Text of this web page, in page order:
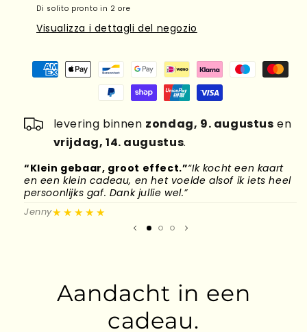
Di solito pronto in 2 ore
Visualizza i dettagli del negozio
levering binnen zondag, 9. augustus en
vrijdag, 14. augustus.
“Klein gebaar, groot effect.”“Ik kocht een kaart
en een klein cadeau, en het voelde alsof ik iets heel
persoonlijks gaf. Dank jullie wel.”
Jenny★★★★★
Aandacht in een
cadeau.